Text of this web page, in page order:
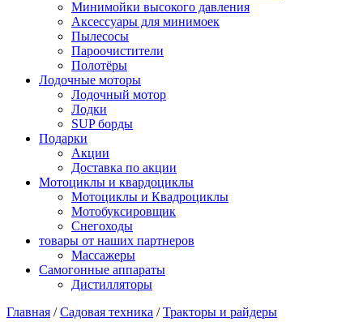
Минимойки высокого давления
Аксессуары для минимоек
Пылесосы
Пароочистители
Полотёры
Лодочные моторы
Лодочный мотор
Лодки
SUP борды
Подарки
Акции
Доставка по акции
Мотоциклы и квардоциклы
Мотоциклы и Квадроциклы
Мотобуксировщик
Снегоходы
товары от наших партнеров
Массажеры
Самогонные аппараты
Дистилляторы
Главная /Садовая техника /Тракторы и райдеры